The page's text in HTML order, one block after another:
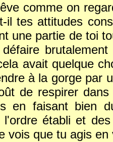
comme on
il tes attitudes
une partie de toi
avait quelque
à la gorge par
de respirer
en faisant bien
l'ordre établi et
vois que tu agis